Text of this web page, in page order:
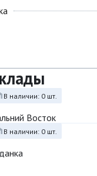
В наличии: 0 шт.
Восток
В наличии: 0 шт.